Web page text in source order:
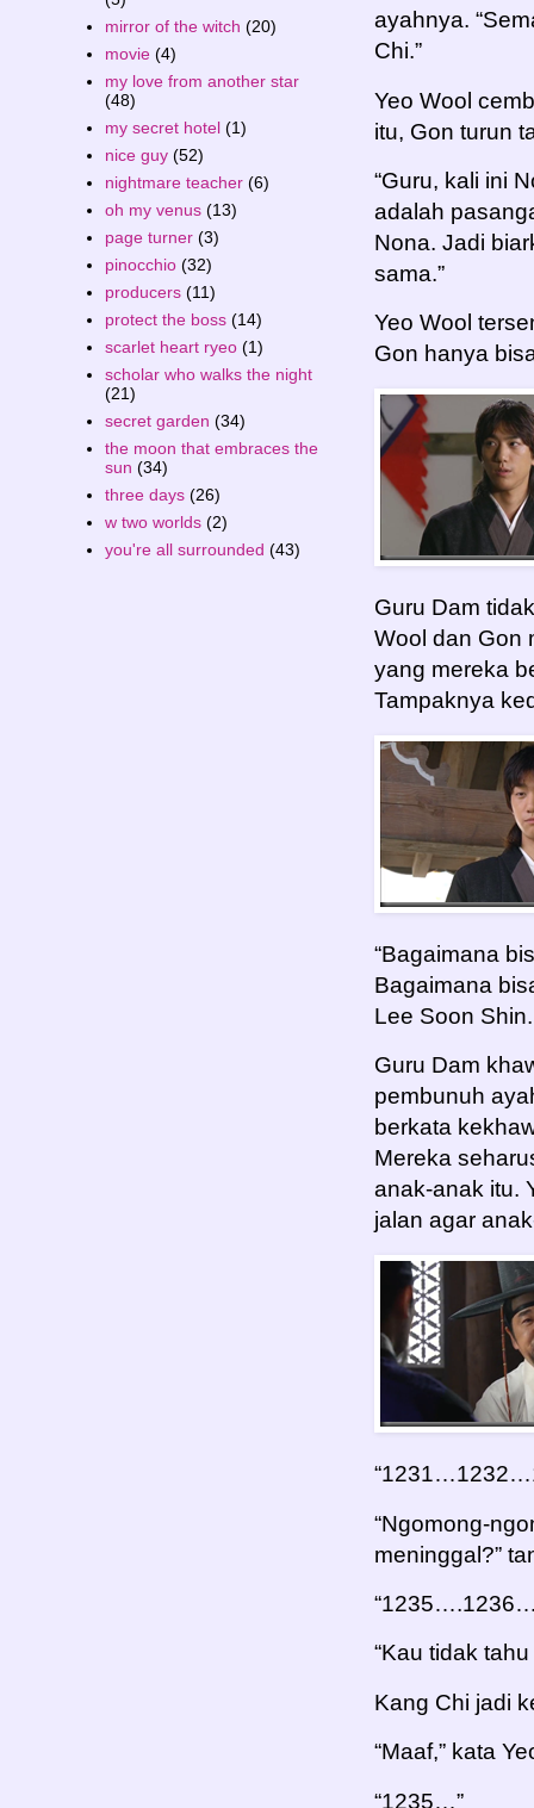
ayahnya.
Chi.”
Yeo Wool
itu, Gon turun
“Guru, kali ini
adalah
Nona. Jadi
sama.”
Yeo Wool
Gon hanya
Guru Dam
Wool dan Gon
yang mereka
Tampaknya
“Bagaimana
Bagaimana
Lee Soon Shin.
Guru Dam
pembunuh
berkata
Mereka
anak-anak itu.
jalan agar
“Ngomong-
meninggal?”
“Kau tidak
Kang Chi jadi
“Maaf,” kata
“1235…”
mirror of the witch (20)
movie (4)
my love from another star
(48)
my secret hotel (1)
nice guy (52)
nightmare teacher (6)
oh my venus (13)
page turner (3)
pinocchio (32)
producers (11)
protect the boss (14)
scarlet heart ryeo (1)
scholar who walks the night
(21)
secret garden (34)
the moon that embraces the
sun (34)
three days (26)
w two worlds (2)
you're all surrounded (43)